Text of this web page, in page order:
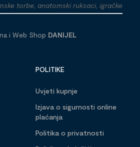
torbe, anatomski ruksaci, igračke
i Web Shop DANIJEL
POLITIKE
Uvjeti kupnje
Izjava o sigurnosti online
plaćanja
Politika o privatnosti